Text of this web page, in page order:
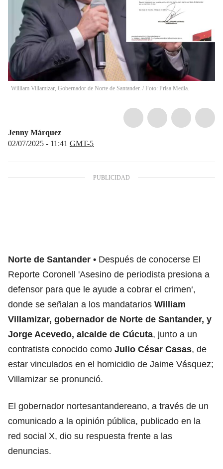
William Villamizar, Gobernador de Norte de Santander. / Foto: Prisa Media.
Jenny Márquez
02/07/2025 - 11:41 GMT-5
Norte de Santander
Después de conocerse El
Reporte Coronell 'Asesino de periodista presiona a
defensor para que le ayude a cobrar el crimen‘,
donde se señalan a los mandatarios William
Villamizar, gobernador de Norte de Santander, y
Jorge Acevedo, alcalde de Cúcuta, junto a un
contratista conocido como Julio César Casas, de
estar vinculados en el homicidio de Jaime Vásquez;
Villamizar se pronunció.
El gobernador nortesantandereano, a través de un
comunicado a la opinión pública, publicado en la
red social X, dio su respuesta frente a las
denuncias.